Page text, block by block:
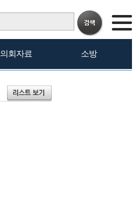
의회자료 소방